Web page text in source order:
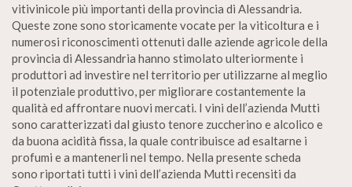
vitivinicole più importanti della provincia di Alessandria.
Queste zone sono storicamente vocate per la viticoltura e i
numerosi riconoscimenti ottenuti dalle aziende agricole della
provincia di Alessandria hanno stimolato ulteriormente i
produttori ad investire nel territorio per utilizzarne al meglio
il potenziale produttivo, per migliorare costantemente la
qualità ed affrontare nuovi mercati. I vini dell’azienda Mutti
sono caratterizzati dal giusto tenore zuccherino e alcolico e
da buona acidità fissa, la quale contribuisce ad esaltarne i
profumi e a mantenerli nel tempo. Nella presente scheda
sono riportati tutti i vini dell’azienda Mutti recensiti da